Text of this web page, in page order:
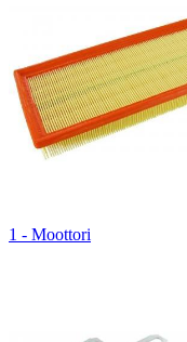
1 - Moottori